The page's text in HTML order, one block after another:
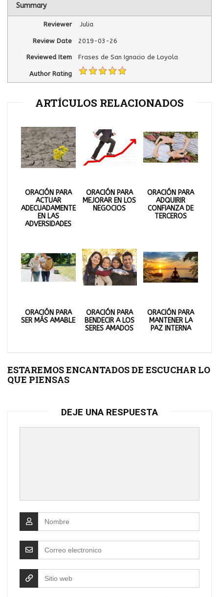
Summary
Reviewer Julia
Review Date 2019-03-26
Reviewed Item Frases de San Ignacio de Loyola
Author Rating
ARTÍCULOS RELACIONADOS
ORACIÓN PARA
ACTUAR
ADECUADAMENTE
EN LAS
ADVERSIDADES
ORACIÓN PARA
MEJORAR EN LOS
NEGOCIOS
ORACIÓN PARA
ADQUIRIR
CONFIANZA DE
TERCEROS
ORACIÓN PARA
SER MÁS AMABLE
ORACIÓN PARA
BENDECIR A LOS
SERES AMADOS
ORACIÓN PARA
MANTENER LA
PAZ INTERNA
ESTAREMOS ENCANTADOS DE ESCUCHAR LO
QUE PIENSAS
DEJE UNA RESPUESTA